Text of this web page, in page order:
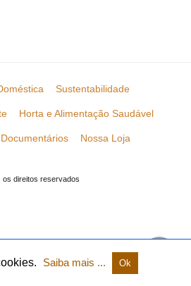
Sustentabilidade
Horta e Alimentação Saudável
Nossa Loja
os direitos reservados
Saiba mais ... Ok